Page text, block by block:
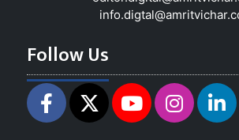
Follow Us